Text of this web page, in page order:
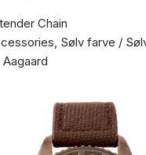
Chain
Sølv farve /
Aagaard